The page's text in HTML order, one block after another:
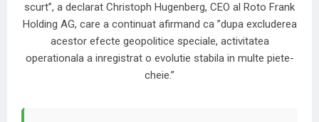
scurt”, a declarat Christoph Hugenberg, CEO al Roto Frank
Holding AG, care a continuat afirmand ca ”dupa excluderea
acestor efecte geopolitice speciale, activitatea
operationala a inregistrat o evolutie stabila in multe piete-
cheie.”